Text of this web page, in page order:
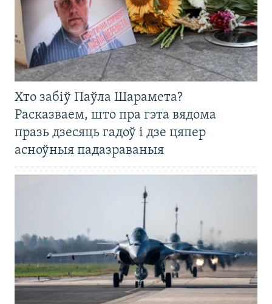
Хто забіў Паўла Шарамета?
Расказваем, што пра гэта вядома
празь дзесяць гадоў і дзе цяпер
асноўныя падазраваныя